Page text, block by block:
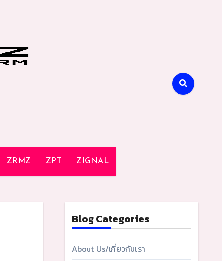
ZRMZ ZPT ZIGNAL
Blog Categories
About Us/เกี่ยวกับเรา